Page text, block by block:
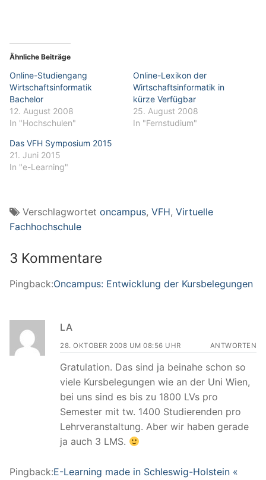
Ähnliche Beiträge
Online-Studiengang
Wirtschaftsinformatik
Bachelor
12. August 2008
In "Hochschulen"
Online-Lexikon der
Wirtschaftsinformatik in
kürze Verfügbar
25. August 2008
In "Fernstudium"
Das VFH Symposium 2015
21. Juni 2015
In "e-Learning"
Verschlagwortet oncampus, VFH, Virtuelle
Fachhochschule
3 Kommentare
Pingback:Oncampus: Entwicklung der Kursbelegungen
LA
28. OKTOBER 2008 UM 08:56 UHR ANTWORTEN
Gratulation. Das sind ja beinahe schon so
viele Kursbelegungen wie an der Uni Wien,
bei uns sind es bis zu 1800 LVs pro
Semester mit tw. 1400 Studierenden pro
Lehrveranstaltung. Aber wir haben gerade
ja auch 3 LMS.
Pingback:E-Learning made in Schleswig-Holstein «